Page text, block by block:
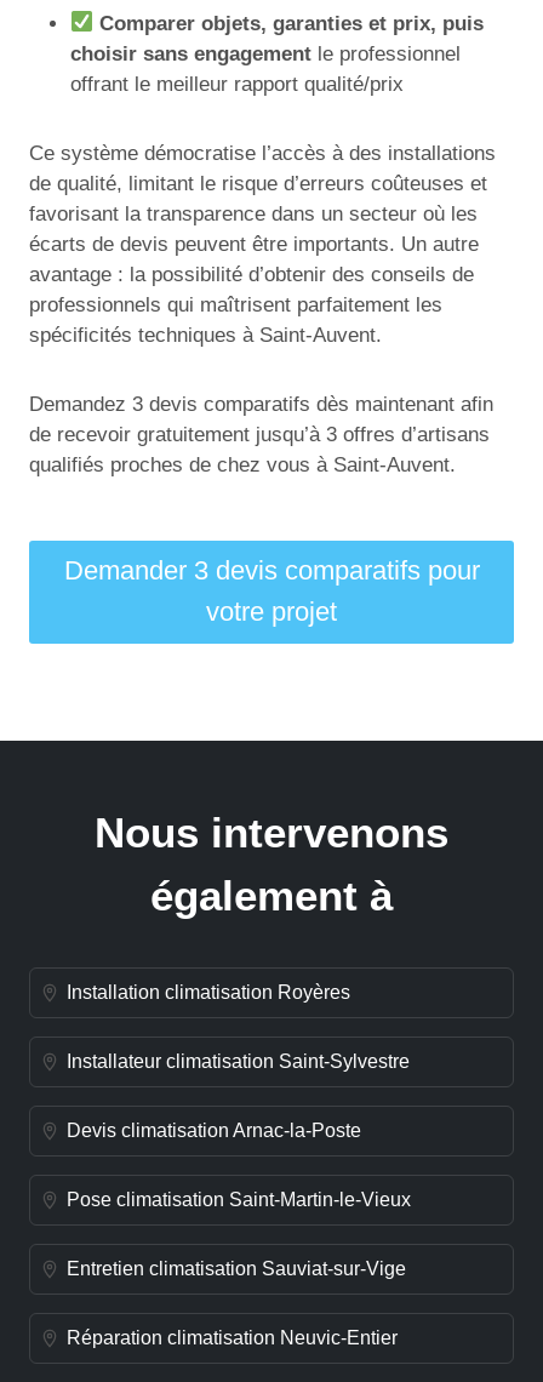
Comparer objets, garanties et prix, puis
choisir sans engagement le professionnel
offrant le meilleur rapport qualité/prix
Ce système démocratise l’accès à des installations
de qualité, limitant le risque d’erreurs coûteuses et
favorisant la transparence dans un secteur où les
écarts de devis peuvent être importants. Un autre
avantage : la possibilité d’obtenir des conseils de
professionnels qui maîtrisent parfaitement les
spécificités techniques à Saint-Auvent.
Demandez 3 devis comparatifs dès maintenant afin
de recevoir gratuitement jusqu’à 3 offres d’artisans
qualifiés proches de chez vous à Saint-Auvent.
Demander 3 devis comparatifs pour
votre projet
Nous intervenons
également à
Installation climatisation Royères
Installateur climatisation Saint-Sylvestre
Devis climatisation Arnac-la-Poste
Pose climatisation Saint-Martin-le-Vieux
Entretien climatisation Sauviat-sur-Vige
Réparation climatisation Neuvic-Entier